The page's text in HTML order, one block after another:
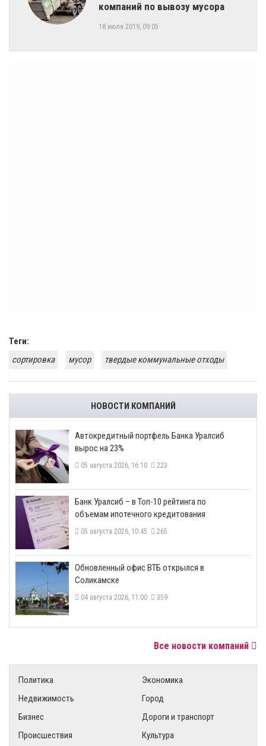
компаний по вывозу мусора
18 июля 2019, 09:05
Теги:
сортировка
мусор твердые коммунальные отходы
НОВОСТИ КОМПАНИЙ
​Автокредитный портфель Банка Уралсиб
вырос на 23%
05 августа 2026, 16:10 223
​Банк Уралсиб – в Топ-10 рейтинга по
объемам ипотечного кредитования
05 августа 2026, 10:45 265
​Обновленный офис ВТБ открылся в
Соликамске
04 августа 2026, 11:00 359
Все новости компаний
Политика
Экономика
Недвижимость
Город
Бизнес
Дороги и транспорт
Происшествия
Культура